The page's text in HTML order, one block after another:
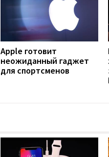
Apple готовит
неожиданный гаджет
для спортсменов